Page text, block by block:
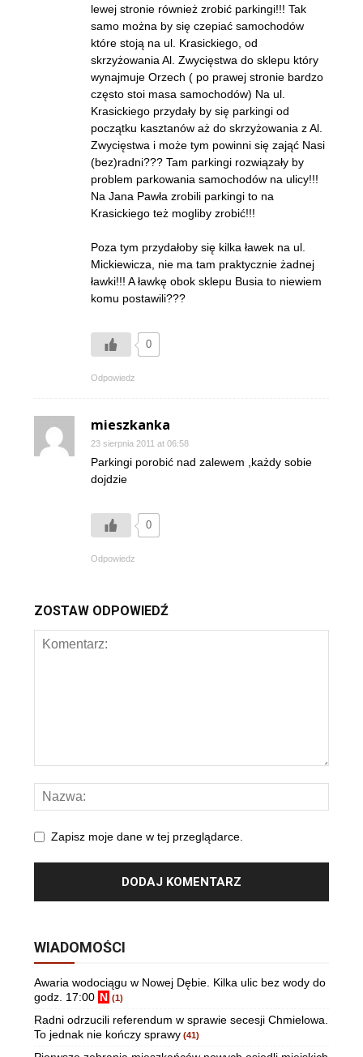
lewej stronie również zrobić parkingi!!! Tak
samo można by się czepiać samochodów
które stoją na ul. Krasickiego, od
skrzyżowania Al. Zwycięstwa do sklepu który
wynajmuje Orzech ( po prawej stronie bardzo
często stoi masa samochodów) Na ul.
Krasickiego przydały by się parkingi od
początku kasztanów aż do skrzyżowania z Al.
Zwycięstwa i może tym powinni się zająć Nasi
(bez)radni??? Tam parkingi rozwiązały by
problem parkowania samochodów na ulicy!!!
Na Jana Pawła zrobili parkingi to na
Krasickiego też mogliby zrobić!!!
Poza tym przydałoby się kilka ławek na ul.
Mickiewicza, nie ma tam praktycznie żadnej
ławki!!! A ławkę obok sklepu Busia to niewiem
komu postawili???
0
Odpowiedz
mieszkanka
23 sierpnia 2011 at 06:58
Parkingi porobić nad zalewem ,każdy sobie
dojdzie
0
Odpowiedz
ZOSTAW ODPOWIEDŹ
Zapisz moje dane w tej przeglądarce.
WIADOMOŚCI
Awaria wodociągu w Nowej Dębie. Kilka ulic bez wody do
godz. 17:00 N (1)
Radni odrzucili referendum w sprawie secesji Chmielowa.
To jednak nie kończy sprawy (41)